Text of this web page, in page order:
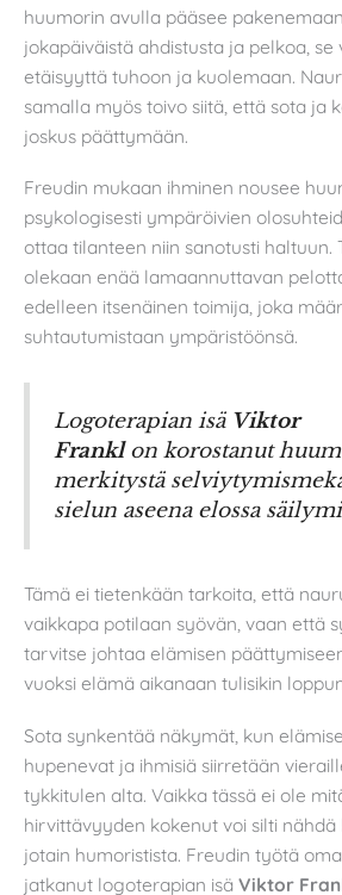
huumorin avulla pääsee
jokapäiväistä ahdistusta ja pelkoa,
etäisyyttä tuhoon ja kuolemaan.
samalla myös toivo siitä, että sota ja
joskus päättymään.
Freudin mukaan ihminen nousee
psykologisesti ympäröivien
ottaa tilanteen niin sanotusti haltuun.
olekaan enää lamaannuttavan
edelleen itsenäinen toimija, joka
suhtautumistaan ympäristöönsä.
Logoterapian isä Viktor
Franklon korostanut
merkitystä
sielun aseena elossa
Tämä ei tietenkään tarkoita, että
vaikkapa potilaan syövän, vaan että
tarvitse johtaa elämisen
vuoksi elämä aikanaan tulisikin
Sota synkentää näkymät, kun
hupenevat ja ihmisiä siirretään
tykkitulen alta. Vaikka tässä ei ole
hirvittävyyden kokenut voi silti nähdä
jotain humoristista. Freudin työtä
jatkanut logoterapian isä Viktor